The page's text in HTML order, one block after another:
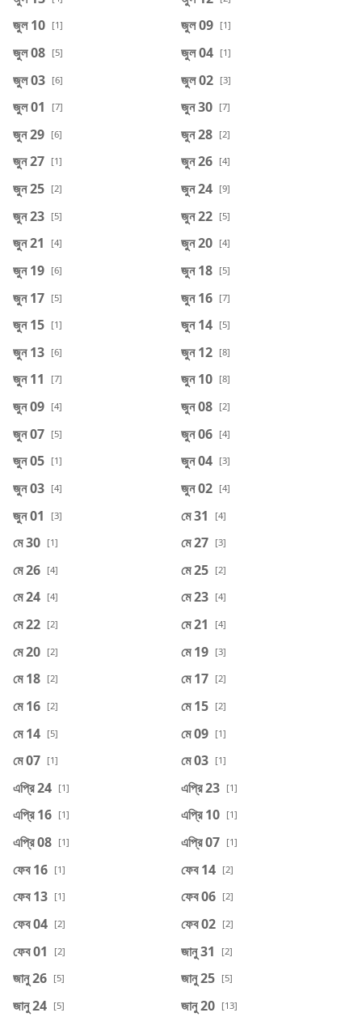
জুল 10 [1] জুল 09 [1]
জুল 08 [5] জুল 04 [1]
জুল 03 [6] জুল 02 [3]
জুল 01 [7] জুন 30 [7]
জুন 29 [6] জুন 28 [2]
জুন 27 [1] জুন 26 [4]
জুন 25 [2] জুন 24 [9]
জুন 23 [5] জুন 22 [5]
জুন 21 [4] জুন 20 [4]
জুন 19 [6] জুন 18 [5]
জুন 17 [5] জুন 16 [7]
জুন 15 [1] জুন 14 [5]
জুন 13 [6] জুন 12 [8]
জুন 11 [7] জুন 10 [8]
জুন 09 [4] জুন 08 [2]
জুন 07 [5] জুন 06 [4]
জুন 05 [1] জুন 04 [3]
জুন 03 [4] জুন 02 [4]
জুন 01 [3] মে 31 [4]
মে 30 [1] মে 27 [3]
মে 26 [4] মে 25 [2]
মে 24 [4] মে 23 [4]
মে 22 [2] মে 21 [4]
মে 20 [2] মে 19 [3]
মে 18 [2] মে 17 [2]
মে 16 [2] মে 15 [2]
মে 14 [5] মে 09 [1]
মে 07 [1] মে 03 [1]
এপ্রি 24 [1] এপ্রি 23 [1]
এপ্রি 16 [1] এপ্রি 10 [1]
এপ্রি 08 [1] এপ্রি 07 [1]
ফেব 16 [1] ফেব 14 [2]
ফেব 13 [1] ফেব 06 [2]
ফেব 04 [2] ফেব 02 [2]
ফেব 01 [2] জানু 31 [2]
জানু 26 [5] জানু 25 [5]
জানু 24 [5] জানু 20 [13]